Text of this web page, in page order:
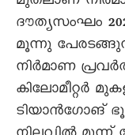
ദൗത്യസംഘം
മൂന്നു
നിർമാണ
കിലോമീറ്റർ
ടിയാൻഗോങ്‌